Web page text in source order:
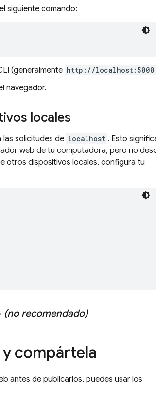
siguiente comando:
(generalmente http://localhost:5000
navegador.
locales
las solicitudes de localhost . Esto
web de tu computadora, pero no
otros dispositivos locales, configura tu
(no recomendado)
compártela
antes de publicarlos, puedes usar los